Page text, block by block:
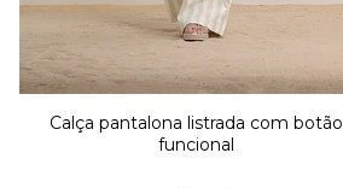
Calça pantalona listrada com botão
funcional